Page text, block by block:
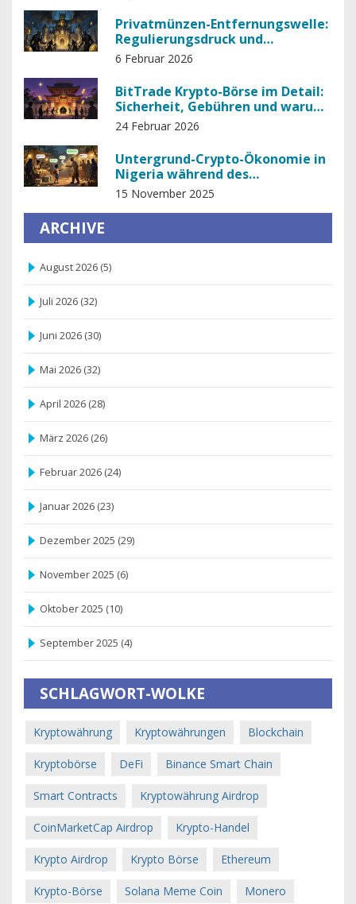
Privatmünzen-Entfernungswelle:
Regulierungsdruck und
Auswirkungen auf Kryptobörsen
6 Februar 2026
BitTrade Krypto-Börse im Detail:
Sicherheit, Gebühren und warum
sie riskant ist
24 Februar 2026
Untergrund-Crypto-Ökonomie in
Nigeria während des
Verbotszeitraums
15 November 2025
ARCHIVE
August 2026 (5)
Juli 2026 (32)
Juni 2026 (30)
Mai 2026 (32)
April 2026 (28)
März 2026 (26)
Februar 2026 (24)
Januar 2026 (23)
Dezember 2025 (29)
November 2025 (6)
Oktober 2025 (10)
September 2025 (4)
SCHLAGWORT-WOLKE
Kryptowährung Kryptowährungen Blockchain
Kryptobörse DeFi Binance Smart Chain
Smart Contracts Kryptowährung Airdrop
CoinMarketCap Airdrop Krypto-Handel
Krypto Airdrop Krypto Börse Ethereum
Krypto-Börse Solana Meme Coin Monero